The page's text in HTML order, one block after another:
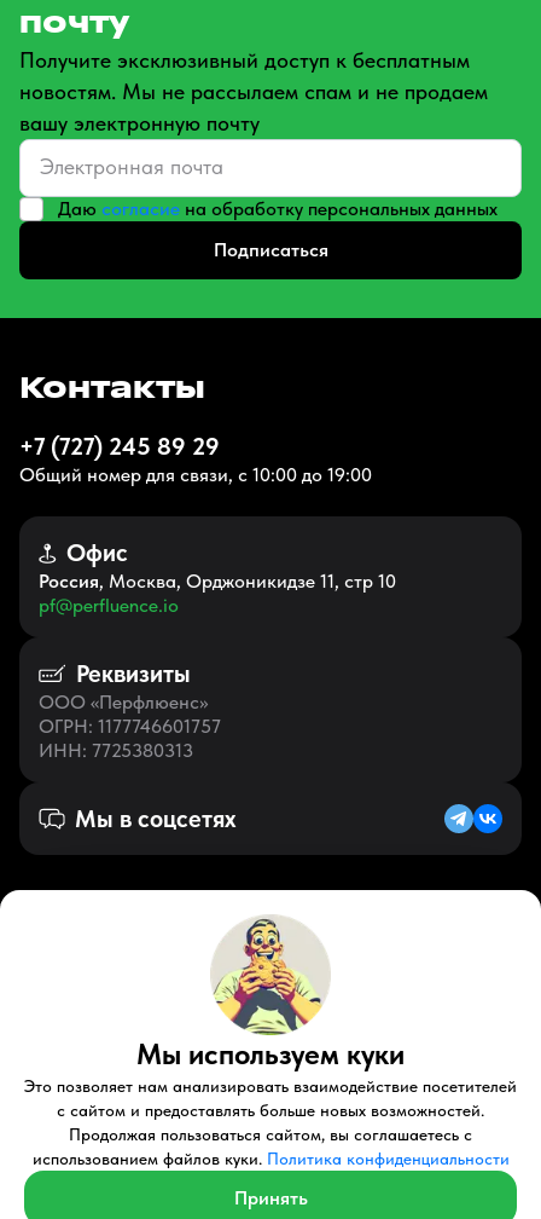
почту
Получите эксклюзивный доступ к бесплатным
новостям. Мы не рассылаем спам и не продаем
вашу электронную почту
Даю согласие на обработку персональных данных
Подписаться
Контакты
+7 (727) 245 89 29
Общий номер для связи, с 10:00 до 19:00
Офис
Россия, Москва, Орджоникидзе 11, стр 10
pf@perfluence.io
Реквизиты
ООО «Перфлюенс»
ОГРН: 1177746601757
ИНН: 7725380313
Мы в соцсетях
Русский (KZ)
ZenYoutubeTelegramTiktokКонтакты
Правовые документыУсловия использования
Пользовательское соглашение
© 2026 Perfluence LLC Все права защищены.
Политика конфиденциальности
Мы используем куки
Это позволяет нам анализировать взаимодействие посетителей
с сайтом и предоставлять больше новых возможностей.
Продолжая пользоваться сайтом, вы соглашаетесь с
использованием файлов куки. Политика конфиденциальности
Принять